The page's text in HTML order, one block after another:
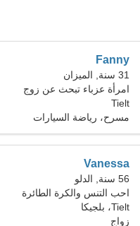
Fanny
31 سنة, الميزان
امرأة عزباء تبحث عن زوج
Tielt
مسرح، رياضة السيارات
Vanessa
56 سنة, الدلو
احب التنس والكرة الطائرة
Tielt، بلجيكا
زواج